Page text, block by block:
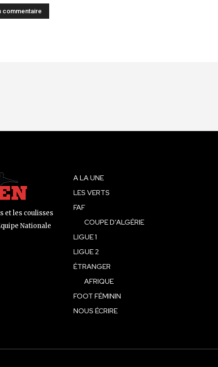
et les coulisses
Nationale
A LA UNE
LES VERTS
FAF
COUPE D’ALGÉRIE
LIGUE 1
LIGUE 2
ÉTRANGER
AFRIQUE
FOOT FÉMININ
NOUS ÉCRIRE